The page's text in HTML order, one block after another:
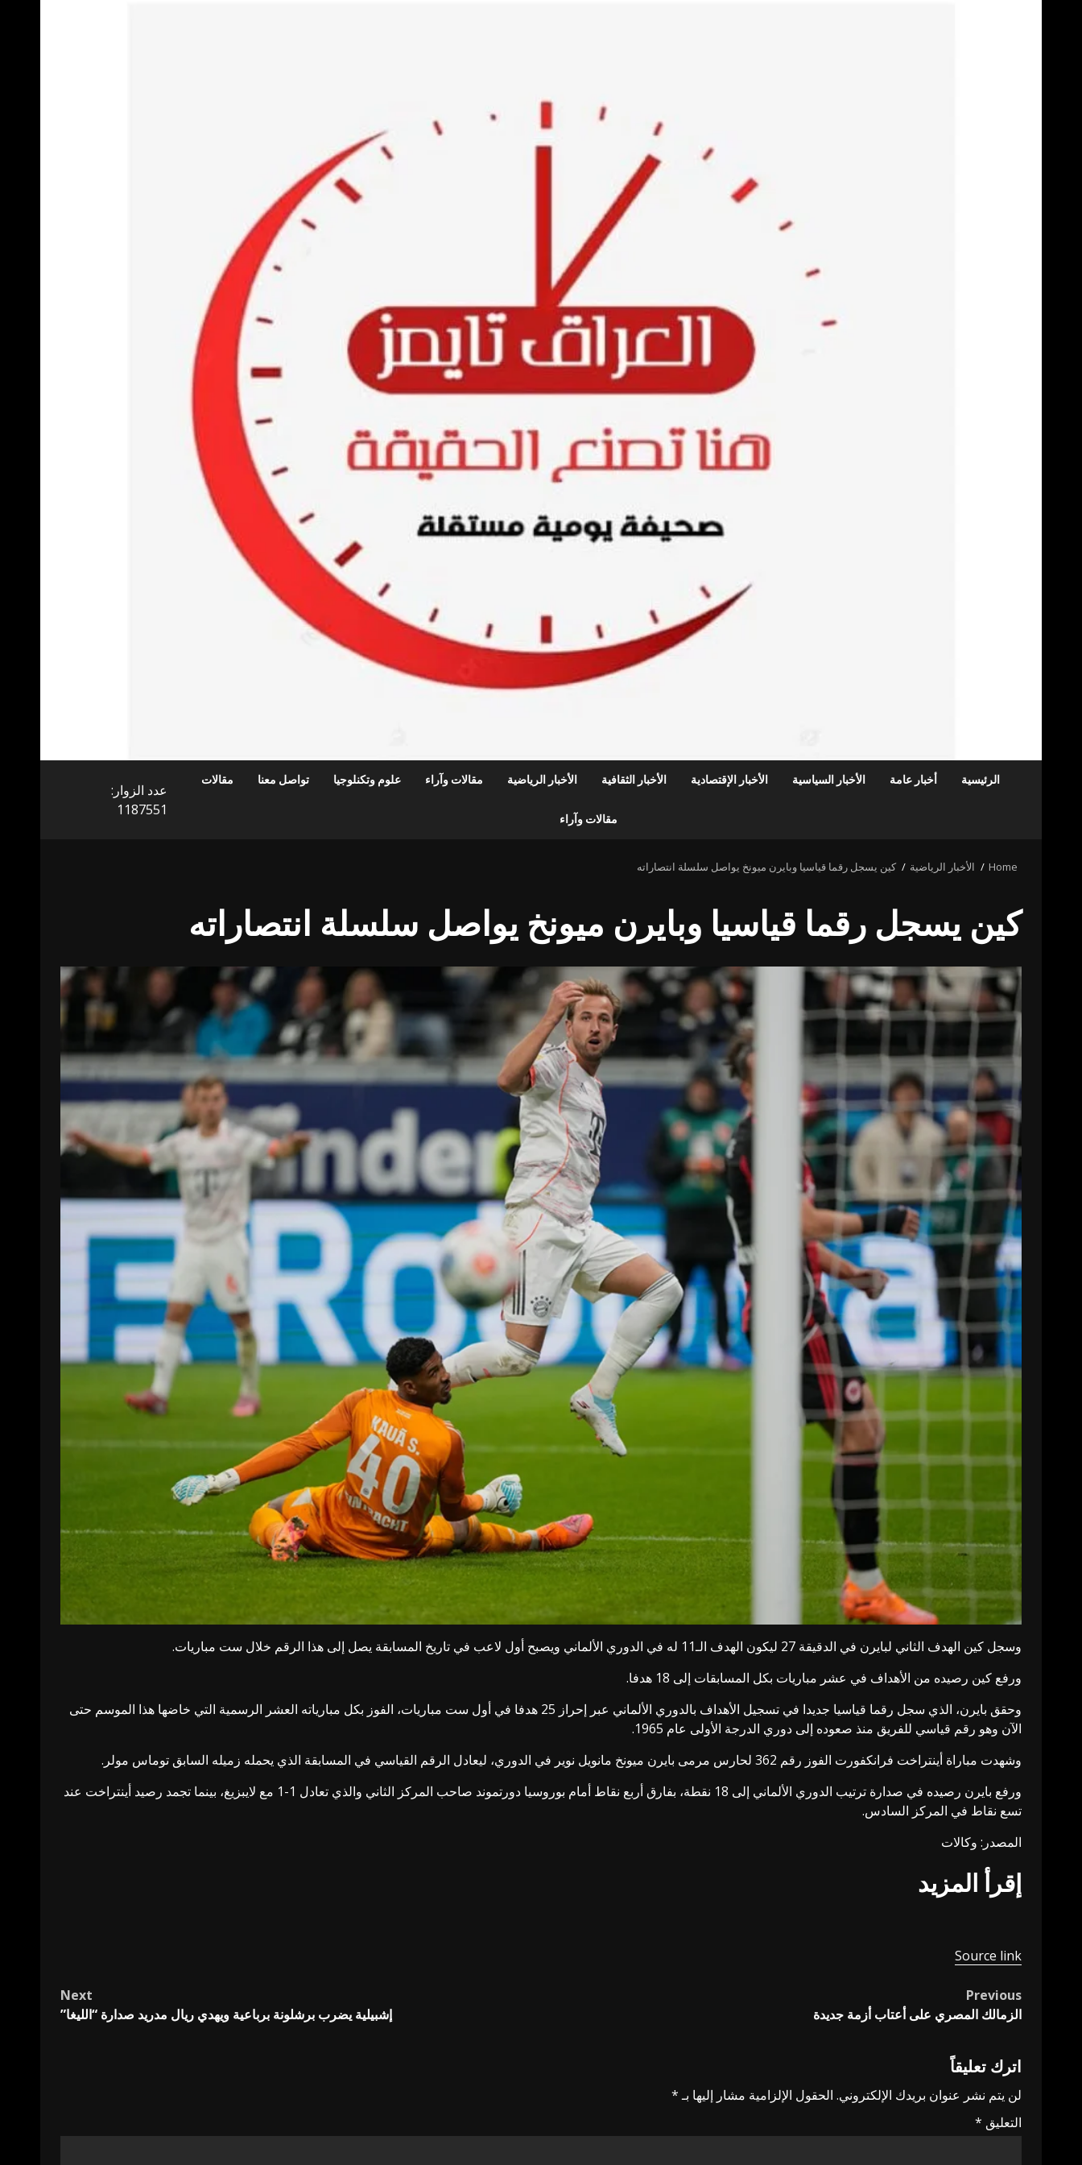
الرئيسية أخبار عامة الأخبار السياسية الأخبار الإقتصادية الأخبار الثقافية الأخبار الرياضية مقالات وآراء علوم وتكنلوجيا تواصل معنا مقالات
مقالات وآراء
عدد الزوار:
1187551
Home الأخبار الرياضية كين يسجل رقما قياسيا وبايرن ميونخ يواصل سلسلة انتصاراته
كين يسجل رقما قياسيا وبايرن ميونخ يواصل سلسلة انتصاراته
وسجل كين الهدف الثاني لبايرن في الدقيقة 27 ليكون الهدف الـ11 له في الدوري الألماني ويصبح أول لاعب في تاريخ المسابقة يصل إلى هذا الرقم خلال ست مباريات.
ورفع كين رصيده من الأهداف في عشر مباريات بكل المسابقات إلى 18 هدفا.
وحقق بايرن، الذي سجل رقما قياسيا جديدا في تسجيل الأهداف بالدوري الألماني عبر إحراز 25 هدفا في أول ست مباريات، الفوز بكل مبارياته العشر الرسمية التي خاضها هذا الموسم حتى
الآن وهو رقم قياسي للفريق منذ صعوده إلى دوري الدرجة الأولى عام 1965.
وشهدت مباراة أينتراخت فرانكفورت الفوز رقم 362 لحارس مرمى بايرن ميونخ مانويل نوير في الدوري، ليعادل الرقم القياسي في المسابقة الذي يحمله زميله السابق توماس مولر.
ورفع بايرن رصيده في صدارة ترتيب الدوري الألماني إلى 18 نقطة، بفارق أربع نقاط أمام بوروسيا دورتموند صاحب المركز الثاني والذي تعادل 1-1 مع لايبزيغ، بينما تجمد رصيد أينتراخت عند
تسع نقاط في المركز السادس.
المصدر: وكالات
إقرأ المزيد
Source link
Post
navigation
Previous
الزمالك المصري على أعتاب أزمة جديدة
Next
إشبيلية يضرب برشلونة برباعية ويهدي ريال مدريد صدارة “الليغا”
اترك تعليقاً
لن يتم نشر عنوان بريدك الإلكتروني. الحقول الإلزامية مشار إليها بـ*
التعليق *